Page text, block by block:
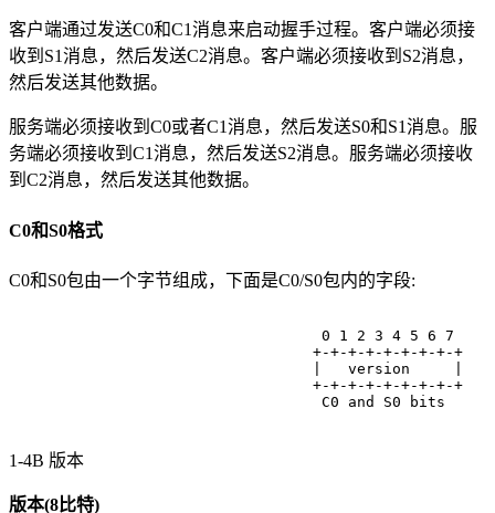
客户端通过发送C0和C1消息来启动握手过程。客户端必须接
收到S1消息，然后发送C2消息。客户端必须接收到S2消息，
然后发送其他数据。
服务端必须接收到C0或者C1消息，然后发送S0和S1消息。服
务端必须接收到C1消息，然后发送S2消息。服务端必须接收
到C2消息，然后发送其他数据。
C0和S0格式
C0和S0包由一个字节组成，下面是C0/S0包内的字段:
0 1 2 3 4 5 6 7
+-+-+-+-+-+-+-+-+
|   version     |
+-+-+-+-+-+-+-+-+
C0 and S0 bits
1-4B 版本
版本(8比特)